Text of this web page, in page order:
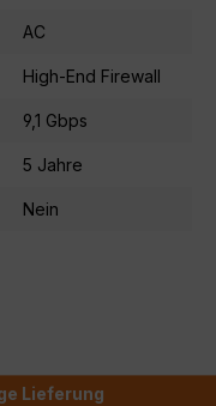
AC
High-End Firewall
9,1 Gbps
5 Jahre
Nein
Lieferung